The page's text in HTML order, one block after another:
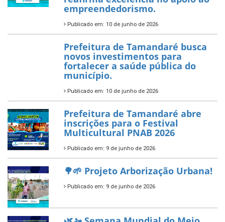
7 de novembro de 2025
Política Nacional Aldir Blanc
— Tamandaré tem Plano de
Aplicação de Recursos (PAR)
habilitado
7 de novembro de 2025
ÚLTIMAS NOTÍCIAS
Tamandaré conquista Selo
Diamante do Sebrae pelo
segundo ano consecutivo e
reafirma excelência no apoio ao
empreendedorismo.
Publicado em: 10 de junho de 2026